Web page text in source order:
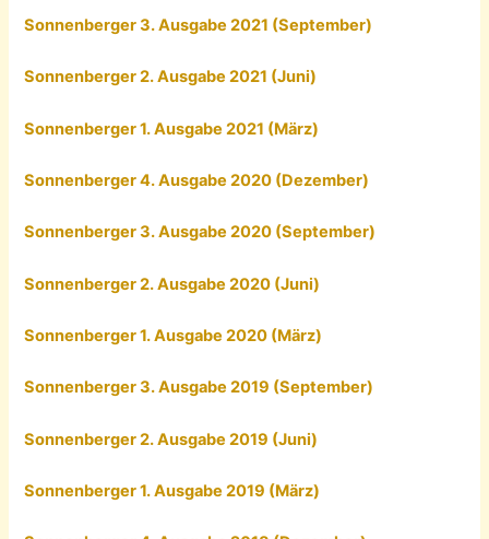
Sonnenberger 3. Ausgabe 2021 (September)
Sonnenberger 2. Ausgabe 2021 (Juni)
Sonnenberger 1. Ausgabe 2021 (März)
Sonnenberger 4. Ausgabe 2020 (Dezember)
Sonnenberger 3. Ausgabe 2020 (September)
Sonnenberger 2. Ausgabe 2020 (Juni)
Sonnenberger 1. Ausgabe 2020 (März)
Sonnenberger 3. Ausgabe 2019 (September)
Sonnenberger 2. Ausgabe 2019 (Juni)
Sonnenberger 1. Ausgabe 2019 (März)